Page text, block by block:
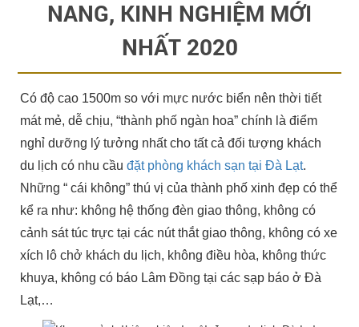
NANG, KINH NGHIỆM MỚI
NHẤT 2020
Có độ cao 1500m so với mực nước biển nên thời tiết
mát mẻ, dễ chịu, “thành phố ngàn hoa” chính là điểm
nghỉ dưỡng lý tưởng nhất cho tất cả đối tượng khách
du lịch có nhu cầuđặt phòng khách sạn tại Đà Lạt.
Những “ cái không” thú vị của thành phố xinh đẹp có thể
kể ra như: không hệ thống đèn giao thông, không có
cảnh sát túc trực tại các nút thắt giao thông, không có xe
xích lô chở khách du lịch, không điều hòa, không thức
khuya, không có báo Lâm Đồng tại các sạp báo ở Đà
Lạt,…